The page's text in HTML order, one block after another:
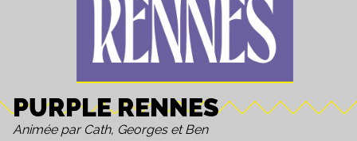
PURPLE RENNES
Animée par Cath, Georges et Ben